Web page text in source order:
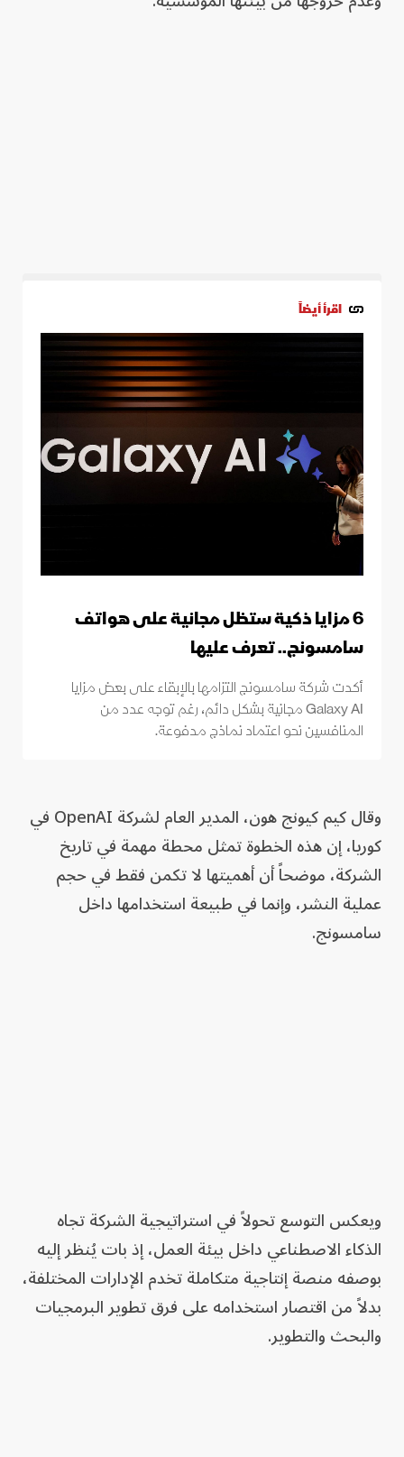
اقرأ أيضاً
6 مزايا ذكية ستظل مجانية على هواتف
سامسونج.. تعرف عليها
أكدت شركة سامسونج التزامها بالإبقاء على بعض مزايا
Galaxy AI مجانية بشكل دائم، رغم توجه عدد من
المنافسين نحو اعتماد نماذج مدفوعة.
وقال كيم كيونج هون، المدير العام لشركة OpenAI في
كوريا، إن هذه الخطوة تمثل محطة مهمة في تاريخ
الشركة، موضحاً أن أهميتها لا تكمن فقط في حجم
عملية النشر، وإنما في طبيعة استخدامها داخل
سامسونج.
ويعكس التوسع تحولاً في استراتيجية الشركة تجاه
الذكاء الاصطناعي داخل بيئة العمل، إذ بات يُنظر إليه
بوصفه منصة إنتاجية متكاملة تخدم الإدارات المختلفة،
بدلاً من اقتصار استخدامه على فرق تطوير البرمجيات
والبحث والتطوير.